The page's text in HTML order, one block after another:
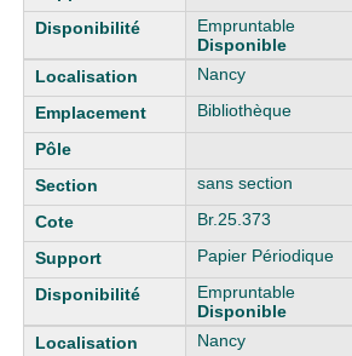
Empruntable
Disponible
Nancy
Bibliothèque
sans section
Br.25.373
Papier Périodique
Empruntable
Disponible
Nancy